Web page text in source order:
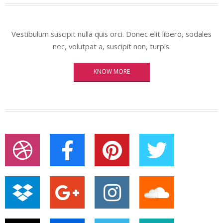
Vestibulum suscipit nulla quis orci. Donec elit libero, sodales
nec, volutpat a, suscipit non, turpis.
KNOW MORE